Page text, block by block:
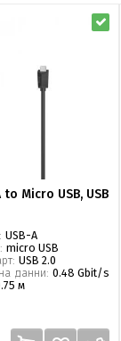
to Micro USB, USB
USB-A
micro USB
USB 2.0
данни: 0.48 Gbit/s
м